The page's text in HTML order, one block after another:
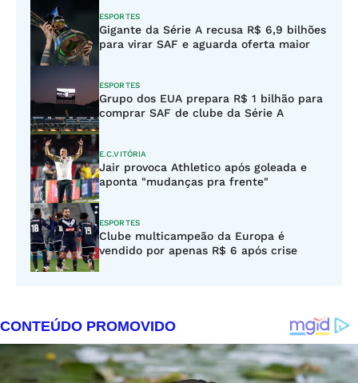
ESPORTES
Gigante da Série A recusa R$ 6,9 bilhões
para virar SAF e aguarda oferta maior
ESPORTES
Grupo dos EUA prepara R$ 1 bilhão para
comprar SAF de clube da Série A
E.C.VITÓRIA
Jair provoca Athletico após goleada e
aponta "mudanças pra frente"
ESPORTES
Clube multicampeão da Europa é
vendido por apenas R$ 6 após crise